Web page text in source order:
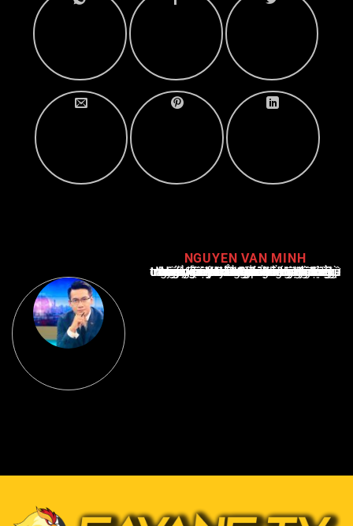
NGUYEN VAN MINH
Nguyễn Văn Minh là một trong những chuyên gia hàng đầu về báo cáo tin tức thể thao tại Việt Nam, với hơn 10 năm hoạt động trong ngành. Ông có kiến thức sâu rộng và kinh nghiệm đáng kể trong việc phân tích và báo cáo về các sự kiện thể thao hàng đầu. Sự hiểu biết sâu sắc của ông về ngành này đã giúp ông xây dựng uy tín và danh tiếng trong cộng đồng báo chí thể thao.